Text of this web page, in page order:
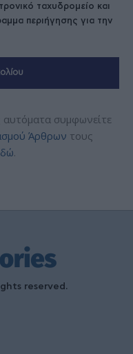
ταχυδρομείο και
περιήγησης για την
συμφωνείτε
Άρθρων τους
.
reserved.